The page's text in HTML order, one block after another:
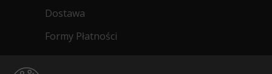
Dostawa
Formy Płatności